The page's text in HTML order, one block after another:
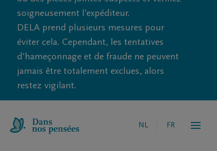
soigneusement l'expéditeur.
DELA prend plusieurs mesures pour
éviter cela. Cependant, les tentatives
d'hameçonnage et de fraude ne peuvent
jamais être totalement exclues, alors
restez vigilant.
NL FR